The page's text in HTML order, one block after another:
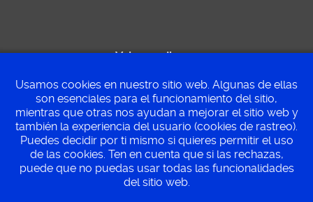
Volver arriba
©Ayuntamiento de Villa del prado2015 - 2026
Perfil del contratante SEDE ELECTRONICA
Usamos cookies en nuestro sitio web. Algunas de ellas
son esenciales para el funcionamiento del sitio,
mientras que otras nos ayudan a mejorar el sitio web y
también la experiencia del usuario (cookies de rastreo).
Puedes decidir por ti mismo si quieres permitir el uso
de las cookies. Ten en cuenta que si las rechazas,
puede que no puedas usar todas las funcionalidades
del sitio web.